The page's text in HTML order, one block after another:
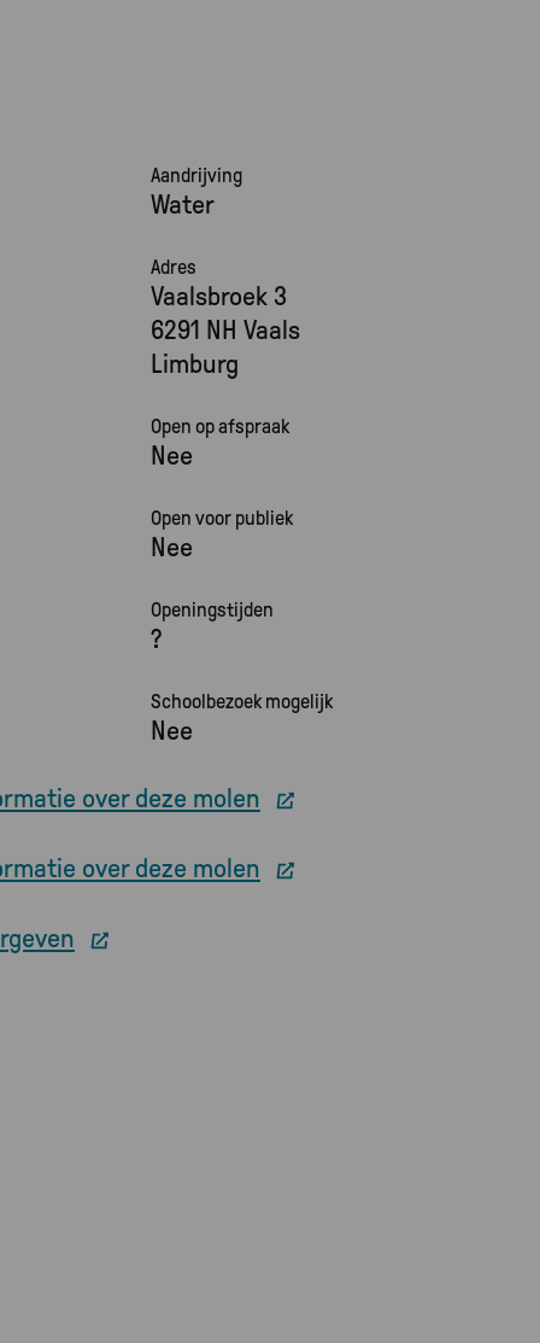
Aandrijving
Water
Adres
Vaalsbroek 3
6291 NH Vaals
Limburg
Open op afspraak
Nee
Open voor publiek
Nee
Openingstijden
?
Schoolbezoek mogelijk
Nee
over deze molen
over deze molen